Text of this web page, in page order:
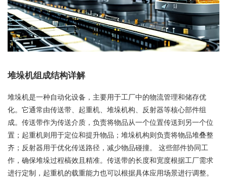
堆垛机组成结构详解
堆垛机是一种自动化设备，主要用于工厂中的物流管理和储存优
化。它通常由传送带、起重机、堆垛机构、反射器等核心部件组
成。传送带作为传送介质，负责将物品从一个位置传送到另一个位
置；起重机则用于定位和提升物品；堆垛机构则负责将物品堆叠整
齐；反射器用于优化传送路径，减少物品碰撞。 这些部件协同工
作，确保堆垛过程槁效且精准。传送带的长度和宽度根据工厂需求
进行定制，起重机的载重能力也可以根据具体应用场景进行调整。